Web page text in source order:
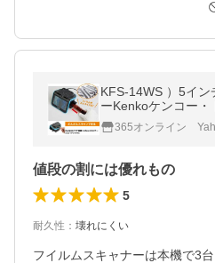
KFS-14WS ）5イ
ーKenkoケンコー・
ー365オンライン
値段の割には優れもの
5
耐久性 ： 壊れにくい
フイルムスキャナーは本機で3